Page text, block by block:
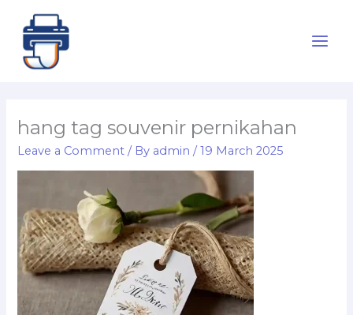
content
hang tag souvenir pernikahan
Leave a Comment / By admin/19 March 2025